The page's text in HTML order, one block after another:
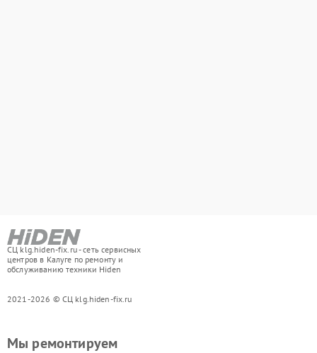
СЦ klg.hiden-fix.ru - сеть сервисных
центров в Калуге по ремонту и
обслуживанию техники Hiden
2021-2026 © СЦ klg.hiden-fix.ru
Мы ремонтируем